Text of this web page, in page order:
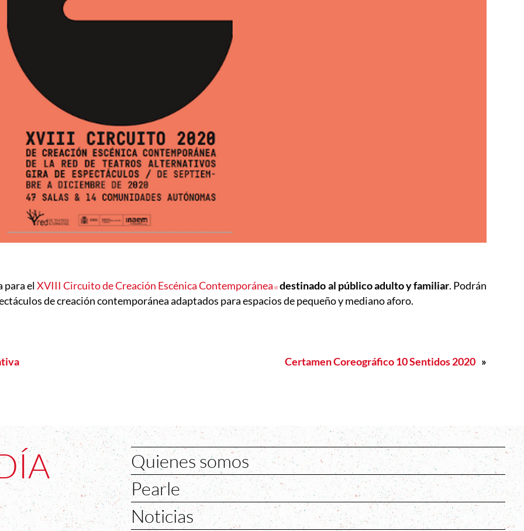
para elXVIII Circuito de Creación Escénica Contemporánea Abre en nueva ventana
destinado al público adulto y familiar. Podrán
de creación contemporánea adaptados para espacios de pequeño y mediano aforo.
Certamen Coreográfico 10 Sentidos 2020 »
Quienes somos
Pearle
Noticias